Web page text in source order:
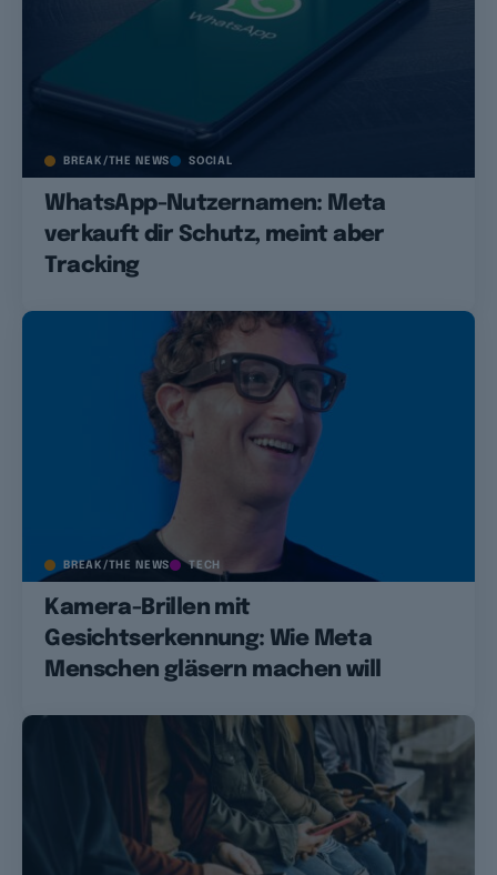
BREAK/THE NEWS SOCIAL
WhatsApp-Nutzernamen: Meta
verkauft dir Schutz, meint aber
Tracking
BREAK/THE NEWS TECH
Kamera-Brillen mit
Gesichtserkennung: Wie Meta
Menschen gläsern machen will